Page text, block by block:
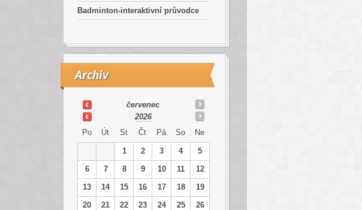
Badminton-interaktivní průvodce
Archiv
červenec
2026
Po
Út St Čt Pá So Ne
1 2 3 4
5
6
7 8 9 10 11
12
13
14 15 16 17 18
19
20
21 22 23 24 25
26